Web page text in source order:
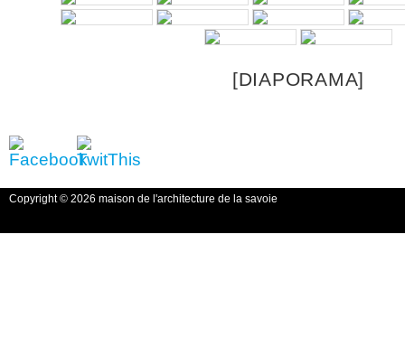
[DIAPORAMA]
Copyright © 2026 maison de l'architecture de la savoie